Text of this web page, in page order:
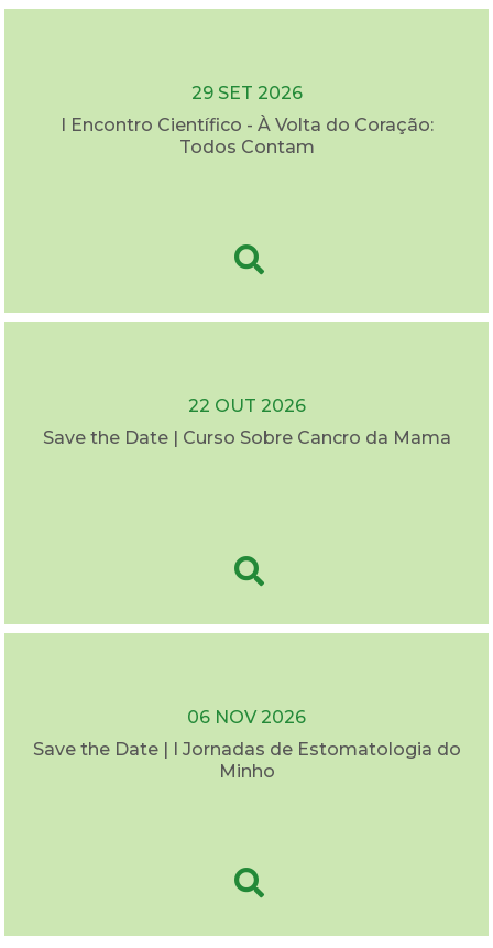
29 SET 2026
I Encontro Científico - À Volta do Coração:
Todos Contam
22 OUT 2026
Save the Date | Curso Sobre Cancro da Mama
06 NOV 2026
Save the Date | I Jornadas de Estomatologia do
Minho